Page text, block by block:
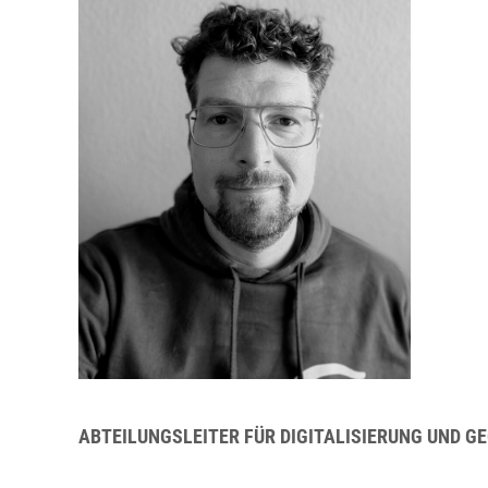
ABTEILUNGSLEITER FÜR DIGITALISIERUNG UND